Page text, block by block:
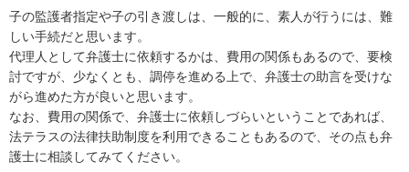
子の監護者指定や子の引き渡しは、一般的に、素人が行うには、難
しい手続だと思います。
代理人として弁護士に依頼するかは、費用の関係もあるので、要検
討ですが、少なくとも、調停を進める上で、弁護士の助言を受けな
がら進めた方が良いと思います。
なお、費用の関係で、弁護士に依頼しづらいということであれば、
法テラスの法律扶助制度を利用できることもあるので、その点も弁
護士に相談してみてください。